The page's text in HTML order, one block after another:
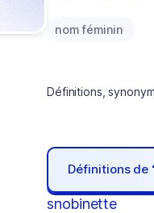
nom féminin
Définitions,
Définitions de
snobinette